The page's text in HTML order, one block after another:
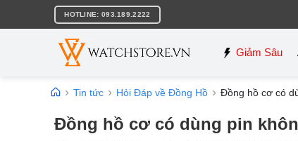
nội
HOTLINE: 093.189.2222
Giảm Sâu
Tin tức Hỏi Đáp về Đồng Hồ Đồng hồ cơ có
Đồng hồ cơ có dùng pin